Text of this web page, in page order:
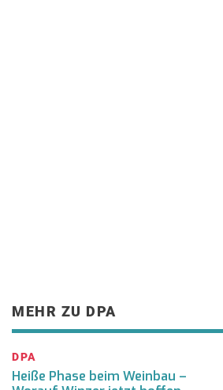
MEHR ZU DPA
DPA
Heiße Phase beim Weinbau –